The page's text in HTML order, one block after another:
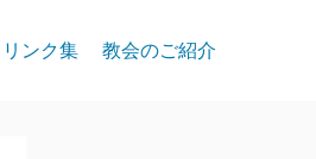
リンク集 教会のご紹介